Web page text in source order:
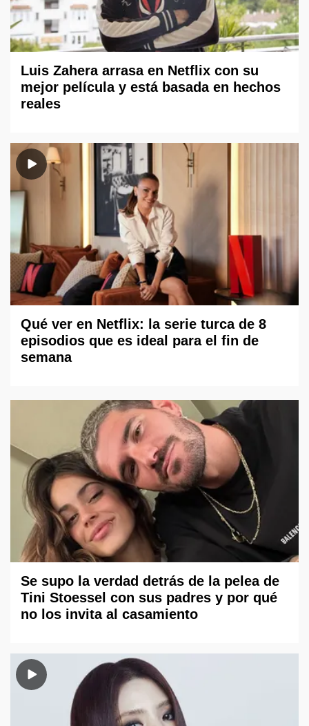
Luis Zahera arrasa en Netflix con su
mejor película y está basada en hechos
reales
Qué ver en Netflix: la serie turca de 8
episodios que es ideal para el fin de
semana
Se supo la verdad detrás de la pelea de
Tini Stoessel con sus padres y por qué
no los invita al casamiento